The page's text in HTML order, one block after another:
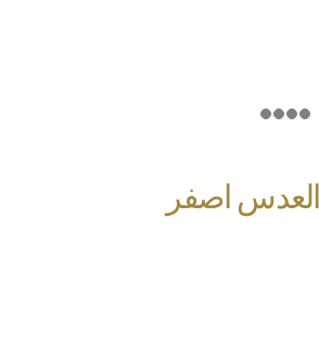
العدس اصفر